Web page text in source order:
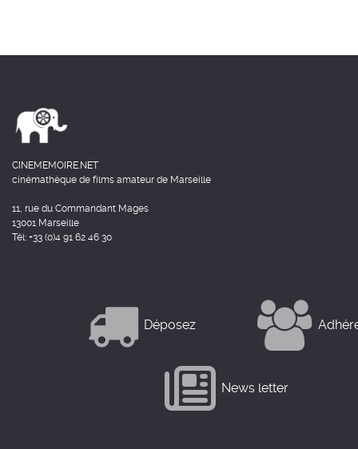
CINEMEMOIRE.NET
cinémathèque de films amateur de Marseille
11, rue du Commandant Mages
13001 Marseille
Tél: +33 (0)4 91 62 46 30
Déposez
News letter